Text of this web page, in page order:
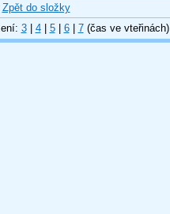
Zpět do složky
3| 4| 5| 6| 7(čas ve vteřinách)